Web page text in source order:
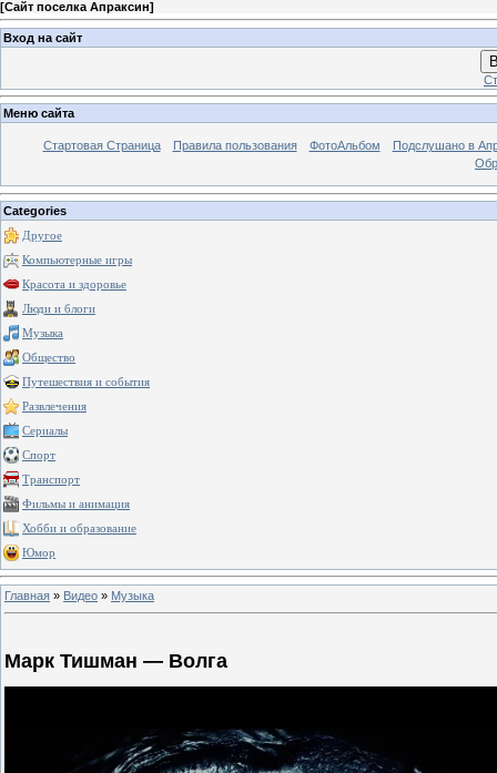
[Сайт поселка Апраксин]
Вход на сайт
Меню сайта
Стартовая Страница Правила пользования ФотоАльбом
Подслушано в
Categories
Другое
Компьютерные игры
Красота и здоровье
Люди и блоги
Музыка
Общество
Путешествия и события
Развлечения
Сериалы
Спорт
Транспорт
Фильмы и анимация
Хобби и образование
Юмор
Главная » Видео » Музыка
Марк Тишман — Волга